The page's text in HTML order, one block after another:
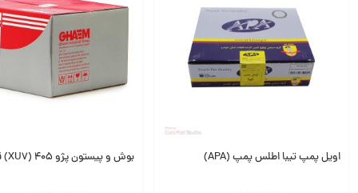
اویل پمپ تیبا اطلس پمپ (APA) بوش و پیستون پژو 405 (XU7) قائم